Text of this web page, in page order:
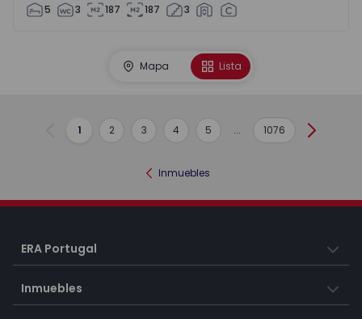
5 3 187 187 3
Mapa Lista
Anterior
1 2 3 4 5 ... 1076
Inmuebles
ERA Portugal
Inmuebles